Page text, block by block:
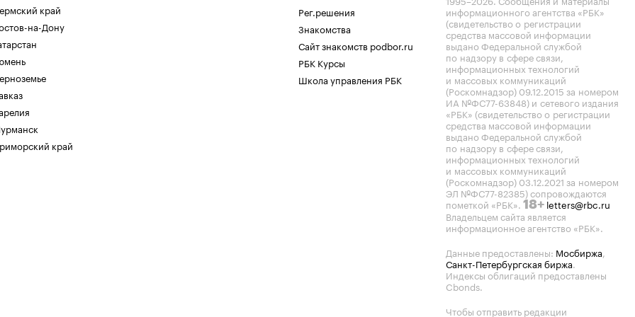
край
на-Дону
край
Рег.решения
Знакомства
Сайт знакомств podbor.ru
РБК Курсы
Школа управления РБК
информационного агентства «РБК»
(свидетельство о регистрации
средства массовой информации
выдано Федеральной службой
по надзору в сфере связи,
информационных технологий
и массовых коммуникаций
(Роскомнадзор) 09.12.2015 за номером
ИА №ФС77-63848) и сетевого издания
«РБК» (свидетельство о регистрации
средства массовой информации
выдано Федеральной службой
по надзору в сфере связи,
информационных технологий
и массовых коммуникаций
(Роскомнадзор) 03.12.2021 за номером
ЭЛ №ФС77-82385) сопровождаются
пометкой «РБК». 18+ letters@rbc.ru
Владельцем сайта является
информационное агентство «РБК».
Данные предоставлены: Мосбиржа,
Санкт-Петербургская биржа.
Индексы облигаций предоставлены
Cbonds.
Чтобы отправить редакции